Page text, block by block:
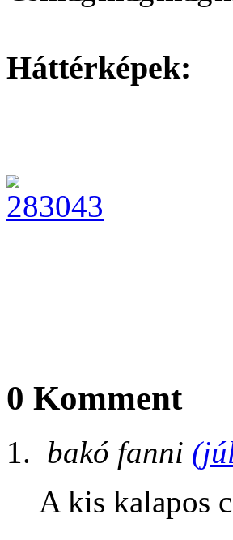
Háttérképek:
0 Komment
bakó fanni
A kis kalapos